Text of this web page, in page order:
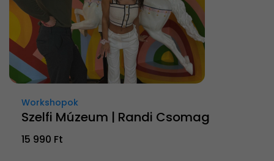
Workshopok
Szelfi Múzeum | Randi Csomag
15 990 Ft